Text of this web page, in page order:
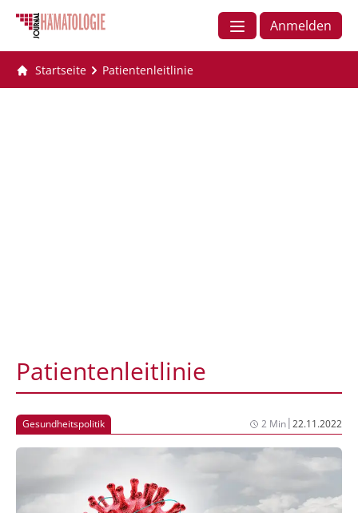
Anmelden
Startseite Patientenleitlinie
Patientenleitlinie
Gesundheitspolitik 2 Min|22.11.2022